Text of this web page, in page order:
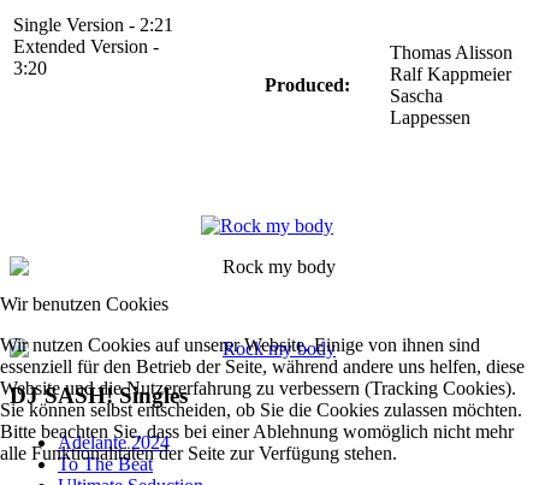
Single Version - 2:21
Extended Version -
3:20
Produced:
Thomas Alisson
Ralf Kappmeier
Sascha
Lappessen
DJ SASH! Singles
Adelante 2024
To The Beat
Wir benutzen Cookies
Wir nutzen Cookies auf unserer Website. Einige von ihnen sind
essenziell für den Betrieb der Seite, während andere uns helfen, diese
Website und die Nutzererfahrung zu verbessern (Tracking Cookies).
Sie können selbst entscheiden, ob Sie die Cookies zulassen möchten.
Bitte beachten Sie, dass bei einer Ablehnung womöglich nicht mehr
alle Funktionalitäten der Seite zur Verfügung stehen.